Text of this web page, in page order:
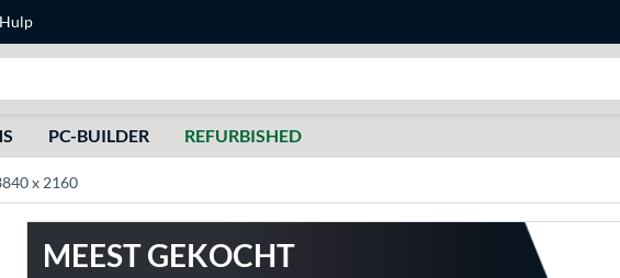
PC-BUILDER REFURBISHED
x 2160
MEEST GEKOCHT